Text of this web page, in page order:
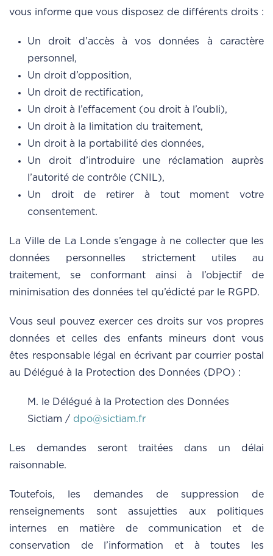
vous informe que vous disposez de différents droits :
Un droit d’accès à vos données à caractère
personnel,
Un droit d’opposition,
Un droit de rectification,
Un droit à l’effacement (ou droit à l’oubli),
Un droit à la limitation du traitement,
Un droit à la portabilité des données,
Un droit d’introduire une réclamation auprès
l’autorité de contrôle (CNIL),
Un droit de retirer à tout moment votre
consentement.
La Ville de La Londe s’engage à ne collecter que les
données personnelles strictement utiles au
traitement, se conformant ainsi à l’objectif de
minimisation des données tel qu’édicté par le RGPD.
Vous seul pouvez exercer ces droits sur vos propres
données et celles des enfants mineurs dont vous
êtes responsable légal en écrivant par courrier postal
au Délégué à la Protection des Données (DPO) :
M. le Délégué à la Protection des Données
Sictiam / dpo@sictiam.fr
Les demandes seront traitées dans un délai
raisonnable.
Toutefois, les demandes de suppression de
renseignements sont assujetties aux politiques
internes en matière de communication et de
conservation de l’information et à toutes les